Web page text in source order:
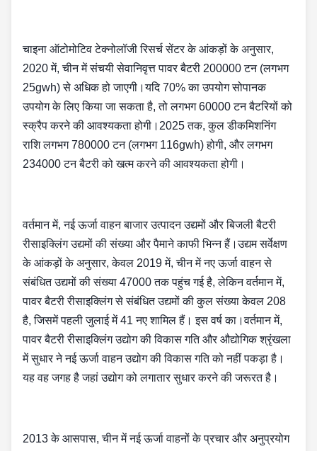
चाइना ऑटोमोटिव टेक्नोलॉजी रिसर्च सेंटर के आंकड़ों के अनुसार,
2020 में, चीन में संचयी सेवानिवृत्त पावर बैटरी 200000 टन (लगभग
25gwh) से अधिक हो जाएगी।यदि 70% का उपयोग सोपानक
उपयोग के लिए किया जा सकता है, तो लगभग 60000 टन बैटरियों को
स्क्रैप करने की आवश्यकता होगी।2025 तक, कुल डीकमिशनिंग
राशि लगभग 780000 टन (लगभग 116gwh) होगी, और लगभग
234000 टन बैटरी को खत्म करने की आवश्यकता होगी।
वर्तमान में, नई ऊर्जा वाहन बाजार उत्पादन उद्यमों और बिजली बैटरी
रीसाइक्लिंग उद्यमों की संख्या और पैमाने काफी भिन्न हैं।उद्यम सर्वेक्षण
के आंकड़ों के अनुसार, केवल 2019 में, चीन में नए ऊर्जा वाहन से
संबंधित उद्यमों की संख्या 47000 तक पहुंच गई है, लेकिन वर्तमान में,
पावर बैटरी रीसाइक्लिंग से संबंधित उद्यमों की कुल संख्या केवल 208
है, जिसमें पहली जुलाई में 41 नए शामिल हैं। इस वर्ष का।वर्तमान में,
पावर बैटरी रीसाइक्लिंग उद्योग की विकास गति और औद्योगिक श्रृंखला
में सुधार ने नई ऊर्जा वाहन उद्योग की विकास गति को नहीं पकड़ा है।
यह वह जगह है जहां उद्योग को लगातार सुधार करने की जरूरत है।
2013 के आसपास, चीन में नई ऊर्जा वाहनों के प्रचार और अनुप्रयोग